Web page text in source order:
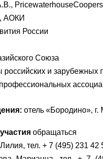
PricewaterhouseCoopers
АОКИ
России
Союза
российских и зарубежных
отель «Бородино», г.
обращаться
тел. + 7 (495) 231 42